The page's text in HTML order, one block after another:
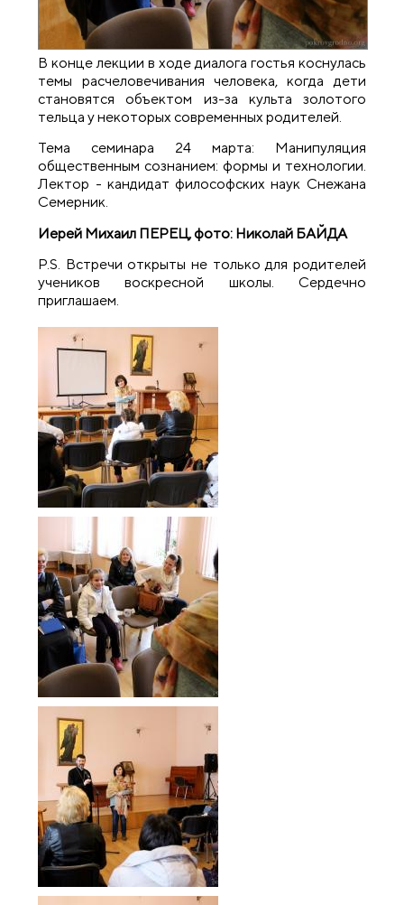
В конце лекции в ходе диалога гостья коснулась
темы расчеловечивания человека, когда дети
становятся объектом из-за культа золотого
тельца у некоторых современных родителей.
Тема семинара 24 марта: Манипуляция
общественным сознанием: формы и технологии.
Лектор - кандидат философских наук Снежана
Семерник.
Иерей Михаил ПЕРЕЦ, фото: Николай БАЙДА
P.S. Встречи открыты не только для родителей
учеников воскресной школы. Сердечно
приглашаем.